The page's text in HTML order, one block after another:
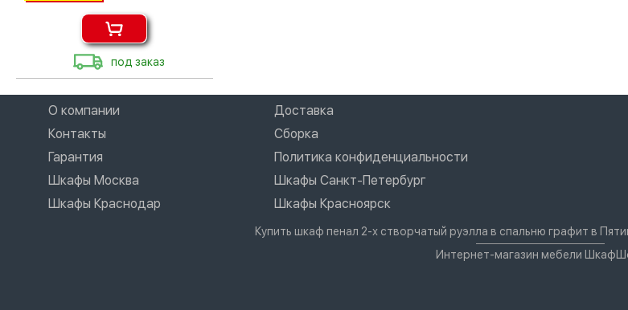
под заказ
О компании
Доставка
Контакты
Сборка
Гарантия
Политика конфиденциальности
Шкафы Москва
Шкафы Санкт-Петербург
Шкафы Краснодар
Шкафы Красноярск
Купить шкаф пенал 2-х створчатый руэлла в спальню графит в
Интернет-магазин мебели